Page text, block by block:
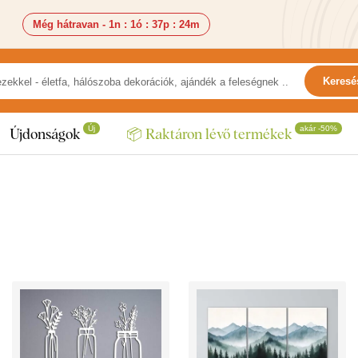
Még hátravan - 1n : 1ó : 37p : 22m
Újdonságok Új 📦 Raktáron lévő termékek akár -50%